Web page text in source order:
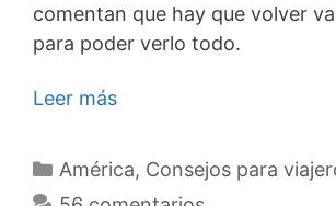
comentan que hay que volver
para poder verlo todo.
Leer más
Categorías
América, Consejos para